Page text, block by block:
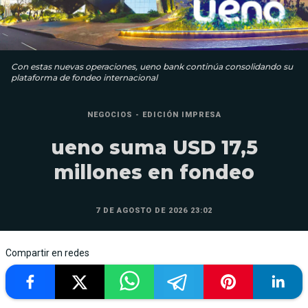
Con estas nuevas operaciones, ueno bank continúa consolidando su
plataforma de fondeo internacional
NEGOCIOS - EDICIÓN IMPRESA
ueno suma USD 17,5
millones en fondeo
7 DE AGOSTO DE 2026 23:02
Compartir en redes